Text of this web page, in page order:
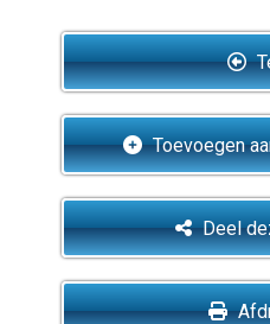
Toevoegen
Deel